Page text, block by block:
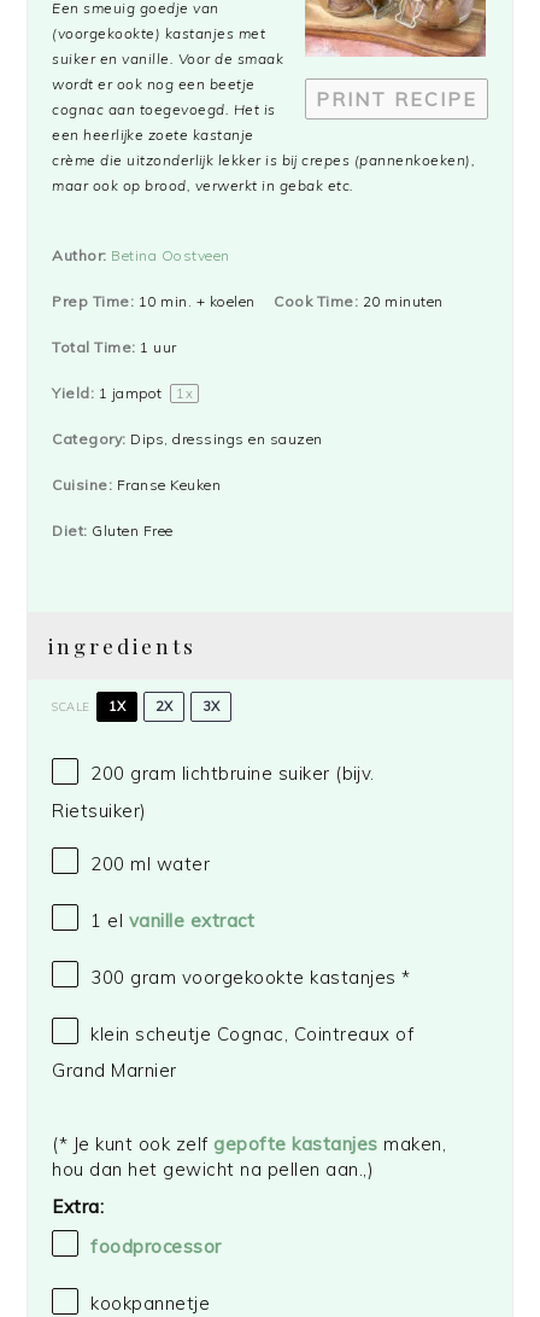
PRINT RECIPE
Een smeuig goedje van
(voorgekookte) kastanjes met
suiker en vanille. Voor de smaak
wordt er ook nog een beetje
cognac aan toegevoegd. Het is
een heerlijke zoete kastanje
crème die uitzonderlijk lekker is bij crepes (pannenkoeken),
maar ook op brood, verwerkt in gebak etc.
Author: Betina Oostveen
Prep Time: 10 min. + koelen Cook Time: 20 minuten
Total Time: 1 uur
Yield: 1 jampot 1x
Category: Dips, dressings en sauzen
Cuisine: Franse Keuken
Diet: Gluten Free
ingredients
SCALE 1X 2X 3X
200 gram lichtbruine suiker (bijv.
Rietsuiker)
200 ml water
1 el vanille extract
300 gram voorgekookte kastanjes *
klein scheutje Cognac, Cointreaux of
Grand Marnier
(* Je kunt ook zelf gepofte kastanjes maken,
hou dan het gewicht na pellen aan.,)
Extra:
foodprocessor
kookpannetje